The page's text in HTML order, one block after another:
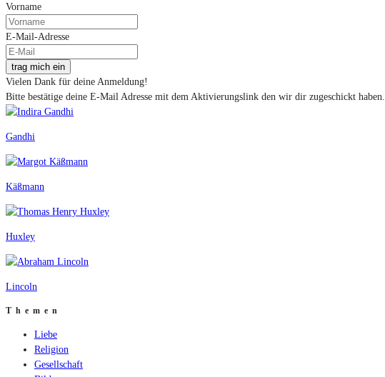
Vorname
E-Mail-Adresse
trag mich ein
Vielen Dank für deine Anmeldung!
Bitte bestätige deine E-Mail Adresse mit dem Aktivierungslink den wir dir zugeschickt haben.
Gandhi
Käßmann
Huxley
Lincoln
Themen
Liebe
Religion
Gesellschaft